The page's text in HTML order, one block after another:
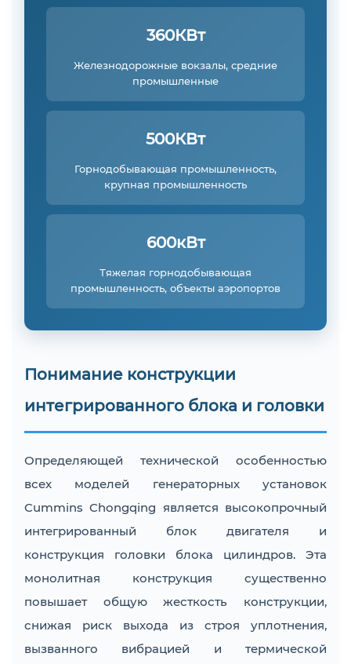
360КВт
Железнодорожные вокзалы, средние
промышленные
500КВт
Горнодобывающая промышленность,
крупная промышленность
600кВт
Тяжелая горнодобывающая
промышленность, объекты аэропортов
Понимание конструкции
интегрированного блока и головки
Определяющей технической особенностью
всех моделей генераторных установок
Cummins Chongqing является высокопрочный
интегрированный блок двигателя и
конструкция головки блока цилиндров. Эта
монолитная конструкция существенно
повышает общую жесткость конструкции,
снижая риск выхода из строя уплотнения,
вызванного вибрацией и термической